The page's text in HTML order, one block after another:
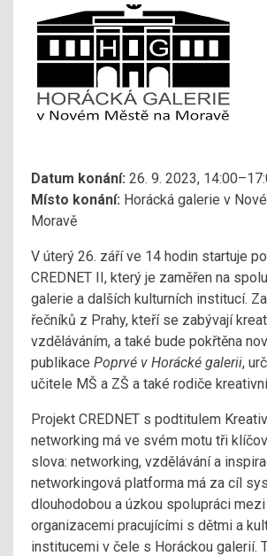
Datum konání: 26. 9. 2023,
Místo konání: Horácká galerie v
Moravě
V úterý 26. září ve 14 hodin startuje
CREDNET II, který je zaměřen na
galerie a dalších kulturních institucí.
řečníků z Prahy, kteří se zabývají
vzděláváním, a také bude pokřtěna
publikace Poprvé v Horácké galerii,
učitele MŠ a ZŠ a také rodiče
Projekt CREDNET s podtitulem
networking má ve svém motu tři
slova: networking, vzdělávání a
networkingová platforma má za cíl
dlouhodobou a úzkou spolupráci
organizacemi pracujícími s dětmi a
institucemi v čele s Horáckou galerií.